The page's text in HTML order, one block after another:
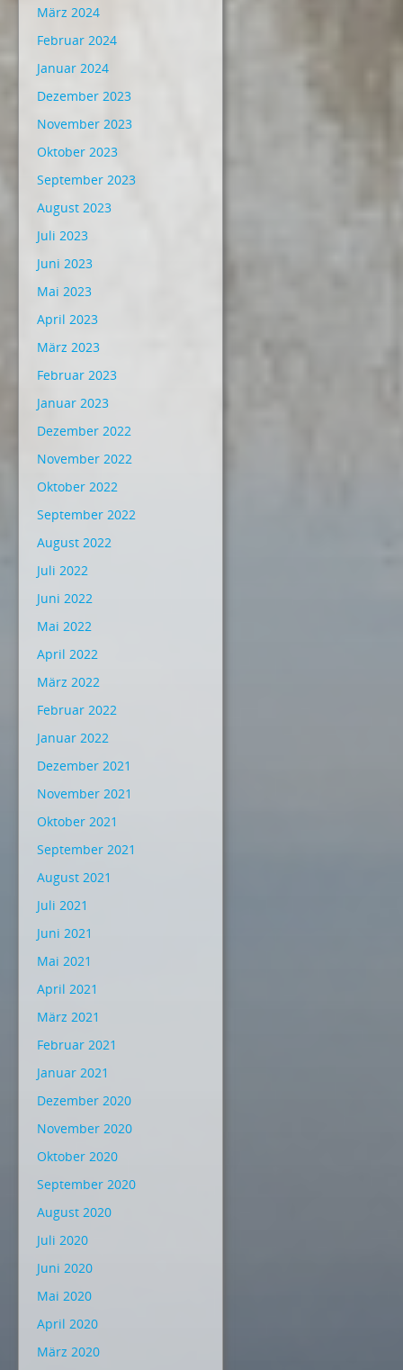
März 2024
Februar 2024
Januar 2024
Dezember 2023
November 2023
Oktober 2023
September 2023
August 2023
Juli 2023
Juni 2023
Mai 2023
April 2023
März 2023
Februar 2023
Januar 2023
Dezember 2022
November 2022
Oktober 2022
September 2022
August 2022
Juli 2022
Juni 2022
Mai 2022
April 2022
März 2022
Februar 2022
Januar 2022
Dezember 2021
November 2021
Oktober 2021
September 2021
August 2021
Juli 2021
Juni 2021
Mai 2021
April 2021
März 2021
Februar 2021
Januar 2021
Dezember 2020
November 2020
Oktober 2020
September 2020
August 2020
Juli 2020
Juni 2020
Mai 2020
April 2020
März 2020